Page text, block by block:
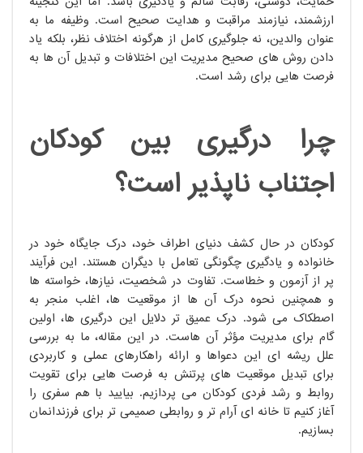
ارزشمند، نیازمند مراقبت و هدایت صحیح است. وظیفه ما به
عنوان والدین، نه جلوگیری کامل از هرگونه اختلاف نظر، بلکه یاد
دادن روش های صحیح مدیریت این اختلافات و تبدیل آن ها به
فرصت هایی برای رشد است.
چرا درگیری بین کودکان
اجتناب ناپذیر است؟
کودکان در حال کشف دنیای اطراف خود، درک جایگاه خود در
خانواده و یادگیری چگونگی تعامل با دیگران هستند. این فرآیند
پر از آزمون و خطاست. تفاوت در شخصیت، نیازها، خواسته ها
و همچنین نحوه درک آن ها از موقعیت ها، اغلب منجر به
اصطکاک می شود. درک عمیق تر دلایل این درگیری ها، اولین
گام برای مدیریت مؤثر آن هاست. در این مقاله، ما به بررسی
علل ریشه ای این دعواها و ارائه راهکارهای عملی و کاربردی
برای تبدیل موقعیت های پرتنش به فرصت هایی برای تقویت
روابط و رشد فردی کودکان می پردازیم. بیایید با هم سفری را
آغاز کنیم تا خانه ای آرام تر و روابطی صمیمی تر برای فرزندانمان
بسازیم.